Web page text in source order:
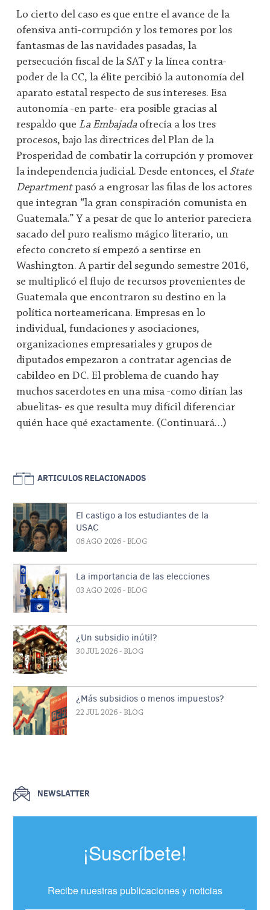
Lo cierto del caso es que entre el avance de la
ofensiva anti-corrupción y los temores por los
fantasmas de las navidades pasadas, la
persecución fiscal de la SAT y la línea contra-
poder de la CC, la élite percibió la autonomía del
aparato estatal respecto de sus intereses. Esa
autonomía -en parte- era posible gracias al
respaldo que La Embajadaofrecía a los tres
procesos, bajo las directrices del Plan de la
Prosperidad de combatir la corrupción y promover
la independencia judicial. Desde entonces, el State
Departmentpasó a engrosar las filas de los actores
que integran “la gran conspiración comunista en
Guatemala.” Y a pesar de que lo anterior pareciera
sacado del puro realismo mágico literario, un
efecto concreto sí empezó a sentirse en
Washington. A partir del segundo semestre 2016,
se multiplicó el flujo de recursos provenientes de
Guatemala que encontraron su destino en la
política norteamericana. Empresas en lo
individual, fundaciones y asociaciones,
organizaciones empresariales y grupos de
diputados empezaron a contratar agencias de
cabildeo en DC. El problema de cuando hay
muchos sacerdotes en una misa -como dirían las
abuelitas- es que resulta muy difícil diferenciar
quién hace qué exactamente. (Continuará…)
ARTICULOS RELACIONADOS
El castigo a los estudiantes de la
USAC
06 AGO 2026 - BLOG
La importancia de las elecciones
03 AGO 2026 - BLOG
¿Un subsidio inútil?
30 JUL 2026 - BLOG
¿Más subsidios o menos impuestos?
22 JUL 2026 - BLOG
NEWSLATTER
¡Suscríbete!
Recibe nuestras publicaciones y noticias